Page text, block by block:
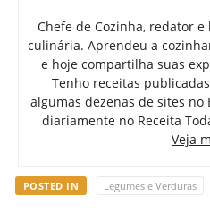
Chefe de Cozinha, redator
culinária. Aprendeu a
e hoje compartilha suas
Tenho receitas
algumas dezenas de sites no
diariamente no Receita
Veja
POSTED IN Legumes e Verduras